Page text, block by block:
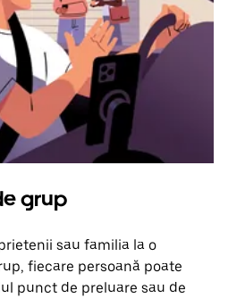
grup
sau familia la o
fiecare persoană poate
punct de preluare sau de